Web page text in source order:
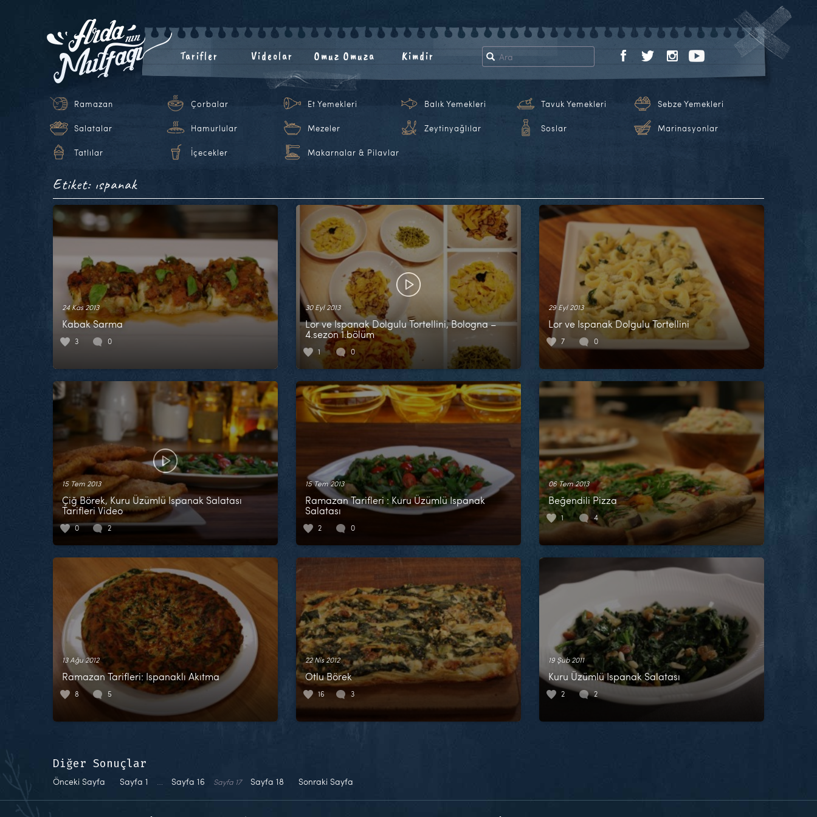
Tarifler Videolar Omuz Omuza Kimdir
Ramazan Çorbalar Et Yemekleri Balık Yemekleri Tavuk Yemekleri Sebze Yemekleri
Salatalar Hamurlular Mezeler Zeytinyağlılar Soslar Marinasyonlar
Tatlılar İçecekler Makarnalar & Pilavlar
Etiket: ıspanak
24 Kas 2013
Kabak Sarma
3 0
30 Eyl 2013
Lor ve Ispanak Dolgulu Tortellini, Bologna –
4.sezon 1.bölüm
1 0
29 Eyl 2013
Lor ve Ispanak Dolgulu Tortellini
7 0
15 Tem 2013
Çiğ Börek, Kuru Üzümlü Ispanak Salatası
Tarifleri Video
0 2
15 Tem 2013
Ramazan Tarifleri : Kuru Üzümlü Ispanak
Salatası
2 0
06 Tem 2013
Beğendili Pizza
1 4
13 Ağu 2012
Ramazan Tarifleri: Ispanaklı Akıtma
8 5
22 Nis 2012
Otlu Börek
16 3
19 Şub 2011
Kuru Üzümlü Ispanak Salatası
2 2
Diğer Sonuçlar
Önceki Sayfa Sayfa 1 … Sayfa 16 Sayfa 17 Sayfa 18 Sonraki Sayfa